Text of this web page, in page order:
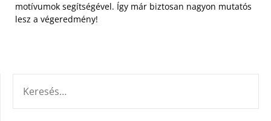
motívumok segítségével. Így már biztosan nagyon mutatós
lesz a végeredmény!